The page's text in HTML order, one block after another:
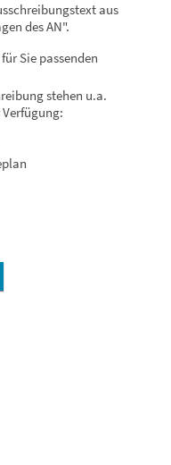
aus
des AN".
Sie passenden
stehen u.a.